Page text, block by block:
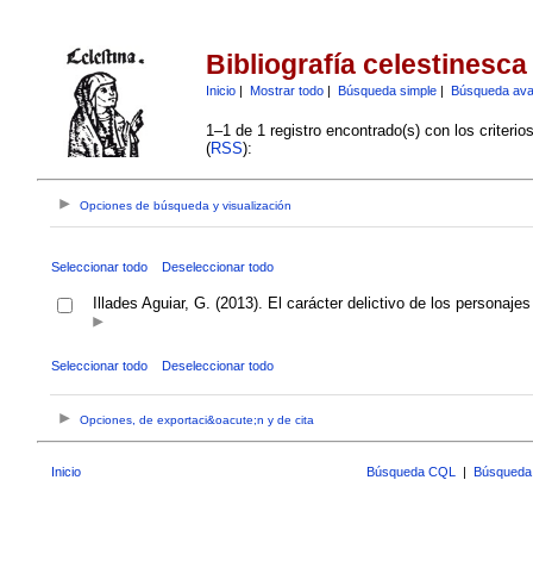
Bibliografía celestinesca
Inicio| Mostrar todo| Búsqueda simple| Búsqueda
1–1 de 1 registro encontrado(s) con los
(RSS):
Opciones de búsqueda y visualización
Seleccionar todo Deseleccionar todo
Illades Aguiar, G. (2013). El carácter delictivo de los
Seleccionar todo Deseleccionar todo
Opciones, de exportaci&oacute;n y de cita
Inicio Búsqueda CQL |